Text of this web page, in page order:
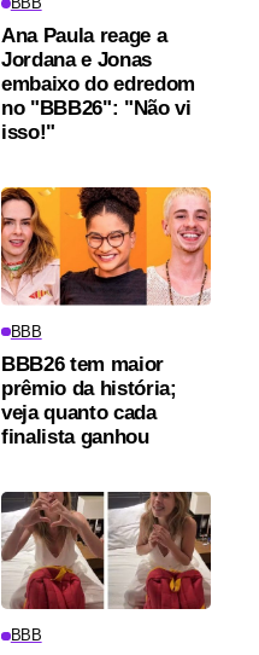
Ana Paula reage a
Jordana e Jonas
embaixo do edredom
no "BBB26": "Não vi
isso!"
BBB
BBB26 tem maior
prêmio da história;
veja quanto cada
finalista ganhou
BBB